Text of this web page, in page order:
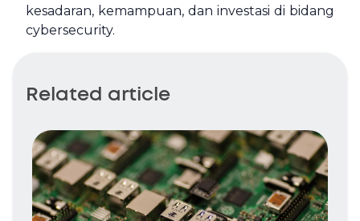
kesadaran, kemampuan, dan investasi di bidang
cybersecurity.
Related article